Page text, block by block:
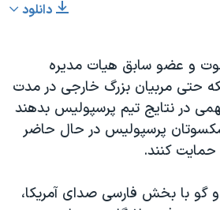
رهبری ایران
دانلود
و عضو سابق هیات مدیره
حتی مربیان بزرگ خارجی در مدت
در نتایج تیم پرسپولیس بدهند
پرسپولیس در حال حاضر
کنند.
گو با بخش فارسی صدای آمریکا،